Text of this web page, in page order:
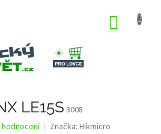
LE15S 3008
Značka: Hikmicro